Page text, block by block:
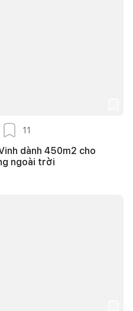
11
dành 450m2 cho
ngoài trời